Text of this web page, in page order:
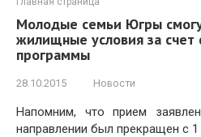
Молодые семьи Югры
жилищные условия за счет
программы
28.10.2015 Новости
Напомним, что прием
направлении был прекращен с 1